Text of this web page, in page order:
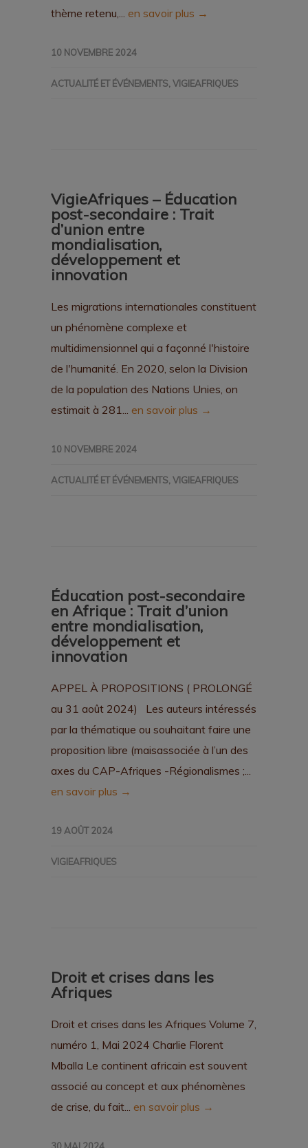
thème retenu,... en savoir plus →
10 NOVEMBRE 2024
ACTUALITÉ ET ÉVÉNEMENTS VIGIEAFRIQUES
VigieAfriques – Éducation
post-secondaire : Trait
d’union entre
mondialisation,
développement et
innovation
Les migrations internationales constituent
un phénomène complexe et
multidimensionnel qui a façonné l'histoire
de l'humanité. En 2020, selon la Division
de la population des Nations Unies, on
estimait à 281... en savoir plus →
10 NOVEMBRE 2024
ACTUALITÉ ET ÉVÉNEMENTS VIGIEAFRIQUES
Éducation post-secondaire
en Afrique : Trait d’union
entre mondialisation,
développement et
innovation
APPEL À PROPOSITIONS ( PROLONGÉ
au 31 août 2024) Les auteurs intéressés
par la thématique ou souhaitant faire une
proposition libre (maisassociée à l’un des
axes du CAP-Afriques -Régionalismes ;...
en savoir plus →
19 AOÛT 2024
VIGIEAFRIQUES
Droit et crises dans les
Afriques
Droit et crises dans les Afriques Volume 7,
numéro 1, Mai 2024 Charlie Florent
Mballa Le continent africain est souvent
associé au concept et aux phénomènes
de crise, du fait... en savoir plus →